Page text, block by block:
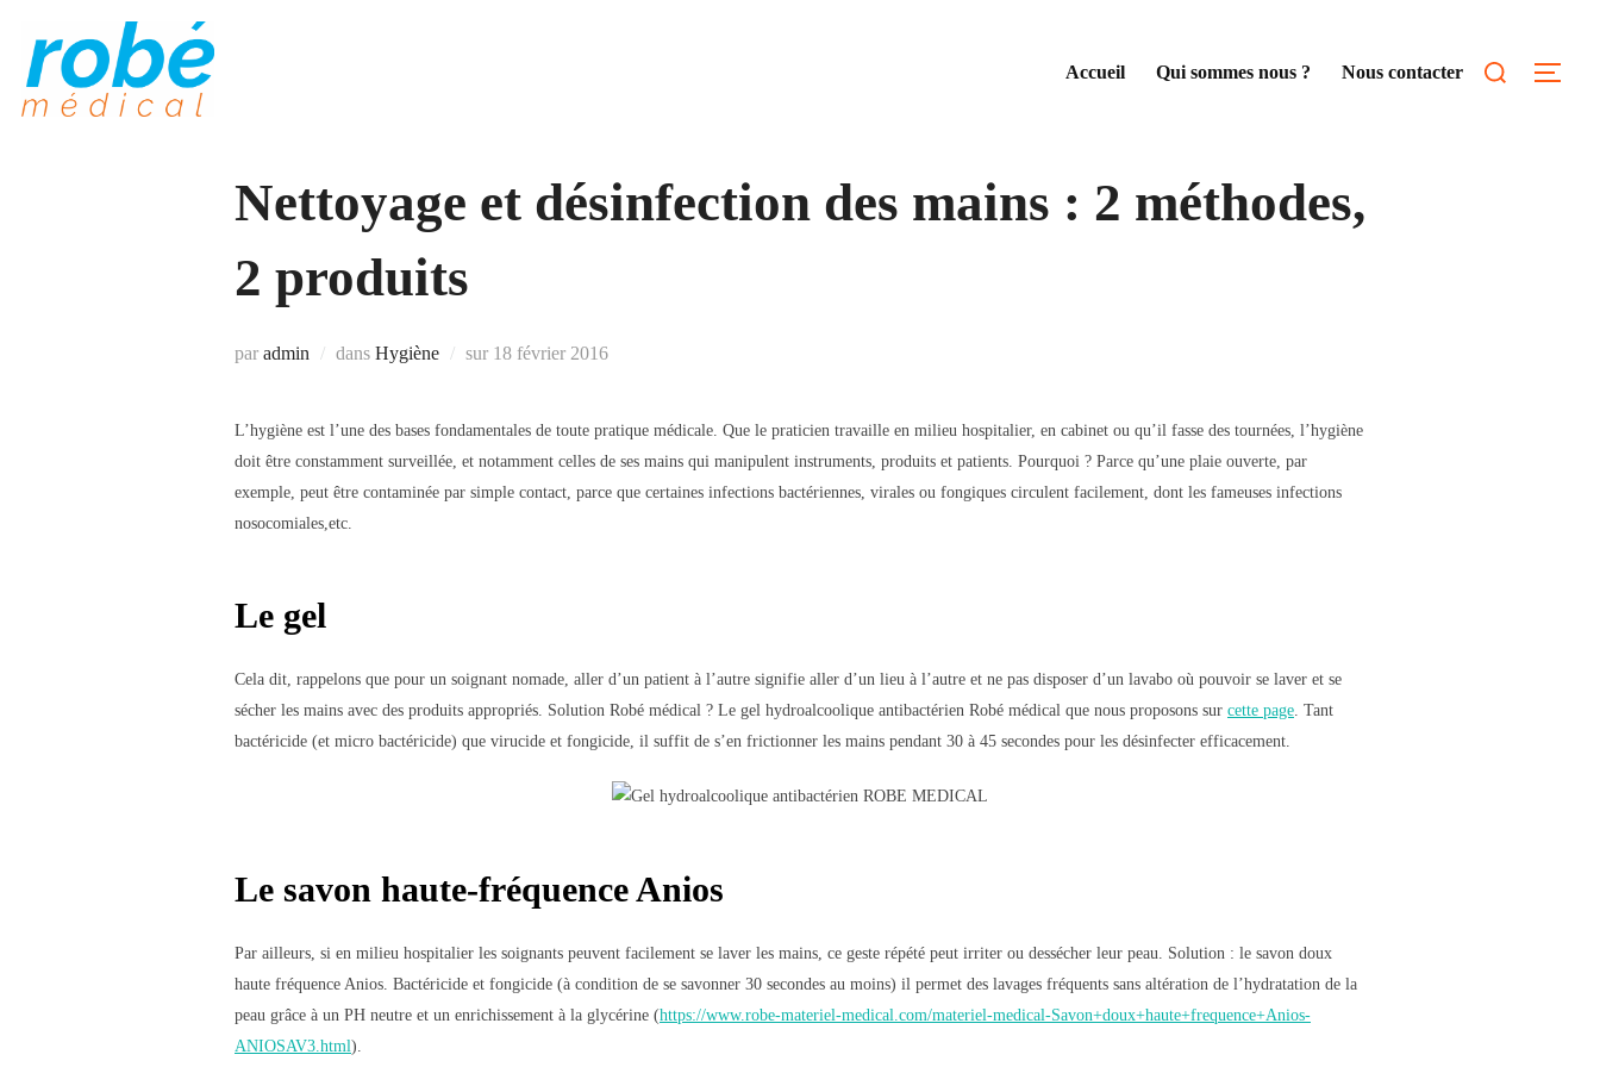
contenu
Accueil Qui sommes nous ? Nous contacter
Nettoyage et désinfection des mains : 2 méthodes,
2 produits
par admin dans Hygiène sur Publié
18 février 2016
L’hygiène est l’une des bases fondamentales de toute pratique médicale. Que le praticien travaille en milieu hospitalier, en cabinet ou qu’il fasse des tournées, l’hygiène
doit être constamment surveillée, et notamment celles de ses mains qui manipulent instruments, produits et patients. Pourquoi ? Parce qu’une plaie ouverte, par
exemple, peut être contaminée par simple contact, parce que certaines infections bactériennes, virales ou fongiques circulent facilement, dont les fameuses infections
nosocomiales,etc.
Le gel
Cela dit, rappelons que pour un soignant nomade, aller d’un patient à l’autre signifie aller d’un lieu à l’autre et ne pas disposer d’un lavabo où pouvoir se laver et se
sécher les mains avec des produits appropriés. Solution Robé médical ? Le gel hydroalcoolique antibactérien Robé médical que nous proposons sur cette page. Tant
bactéricide (et micro bactéricide) que virucide et fongicide, il suffit de s’en frictionner les mains pendant 30 à 45 secondes pour les désinfecter efficacement.
Le savon haute-fréquence Anios
Par ailleurs, si en milieu hospitalier les soignants peuvent facilement se laver les mains, ce geste répété peut irriter ou dessécher leur peau. Solution : le savon doux
haute fréquence Anios. Bactéricide et fongicide (à condition de se savonner 30 secondes au moins) il permet des lavages fréquents sans altération de l’hydratation de la
peau grâce à un PH neutre et un enrichissement à la glycérine (https://www.robe-materiel-medical.com/materiel-medical-Savon+doux+haute+frequence+Anios-
ANIOSAV3.html).